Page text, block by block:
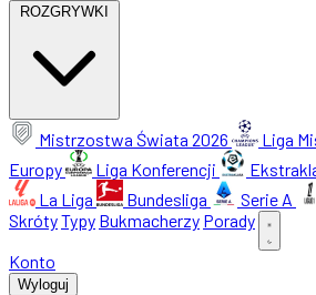
ROZGRYWKI
Mistrzostwa Świata 2026 Liga
Europy
Liga Konferencji
La Liga
Bundesliga Serie A
SkrótyTypy Bukmacherzy Porady
Konto
Wyloguj